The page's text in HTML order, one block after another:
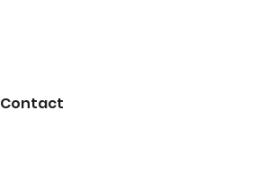
Contact